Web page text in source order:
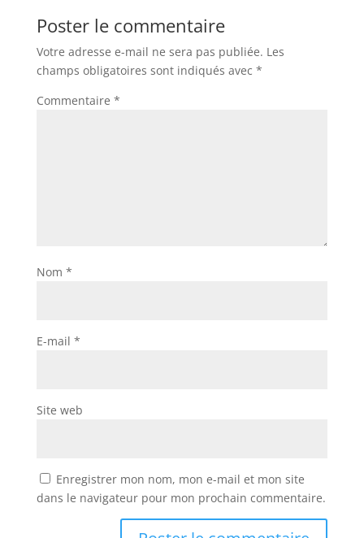
Poster le commentaire
Votre adresse e-mail ne sera pas publiée. Les
champs obligatoires sont indiqués avec *
Commentaire *
Nom *
E-mail *
Site web
Enregistrer mon nom, mon e-mail et mon site
dans le navigateur pour mon prochain commentaire.